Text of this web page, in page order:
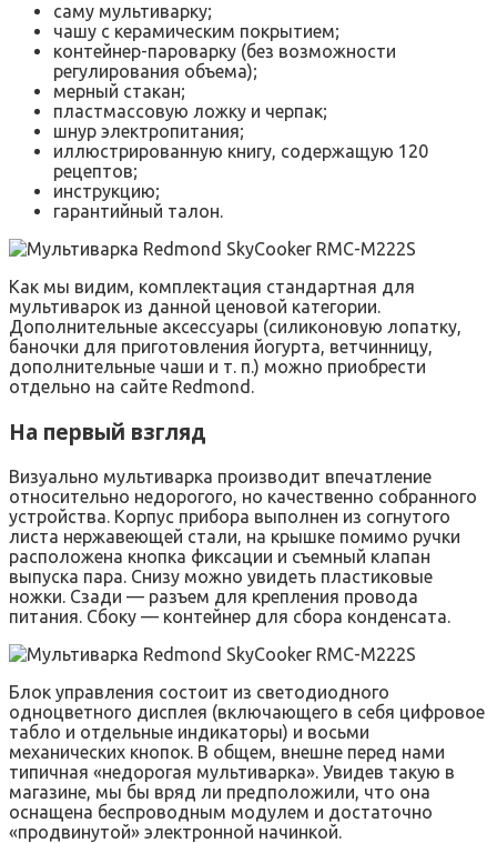
саму мультиварку;
чашу с керамическим покрытием;
контейнер-пароварку (без возможности
регулирования объема);
мерный стакан;
пластмассовую ложку и черпак;
шнур электропитания;
иллюстрированную книгу, содержащую 120
рецептов;
инструкцию;
гарантийный талон.
Как мы видим, комплектация стандартная для
мультиварок из данной ценовой категории.
Дополнительные аксессуары (силиконовую лопатку,
баночки для приготовления йогурта, ветчинницу,
дополнительные чаши и т. п.) можно приобрести
отдельно на сайте Redmond.
На первый взгляд
Визуально мультиварка производит впечатление
относительно недорогого, но качественно собранного
устройства. Корпус прибора выполнен из согнутого
листа нержавеющей стали, на крышке помимо ручки
расположена кнопка фиксации и съемный клапан
выпуска пара. Снизу можно увидеть пластиковые
ножки. Сзади — разъем для крепления провода
питания. Сбоку — контейнер для сбора конденсата.
Блок управления состоит из светодиодного
одноцветного дисплея (включающего в себя цифровое
табло и отдельные индикаторы) и восьми
механических кнопок. В общем, внешне перед нами
типичная «недорогая мультиварка». Увидев такую в
магазине, мы бы вряд ли предположили, что она
оснащена беспроводным модулем и достаточно
«продвинутой» электронной начинкой.